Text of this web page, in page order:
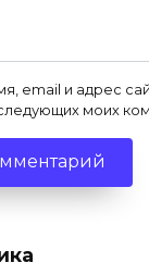
email и адрес
моих